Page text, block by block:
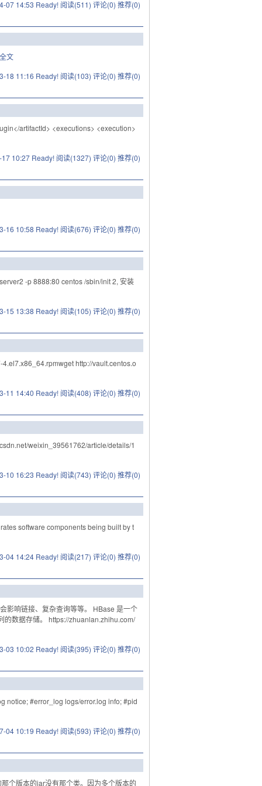
07 14:53 Ready! 阅读(511) 评论(0) 推荐(0)
文
18 11:16 Ready! 阅读(103) 评论(0) 推荐(0)
artifactId> <executions> <execution>
10:27 Ready! 阅读(1327) 评论(0) 推荐(0)
16 10:58 Ready! 阅读(676) 评论(0) 推荐(0)
-p 8888:80 centos /sbin/init 2, 安装
15 13:38 Ready! 阅读(105) 评论(0) 推荐(0)
http://vault.centos.o
11 14:40 Ready! 阅读(408) 评论(0) 推荐(0)
weixin_39561762/article/details/1
10 16:23 Ready! 阅读(743) 评论(0) 推荐(0)
software components being built by t
04 14:24 Ready! 阅读(217) 评论(0) 推荐(0)
影响链接、复杂查询等等。 HBase 是一个
的数据存储。 https://zhuanlan.zhihu.com/
03 10:02 Ready! 阅读(395) 评论(0) 推荐(0)
notice; #error_log logs/error.log info; #pid
04 10:19 Ready! 阅读(593) 评论(0) 推荐(0)
个版本的jar没有那个类。因为多个版本的